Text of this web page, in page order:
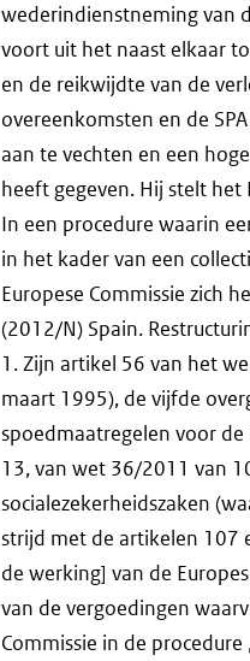
wederindienstneming van
voort uit het naast elkaar
en de reikwijdte van de
overeenkomsten en de
aan te vechten en een
heeft gegeven. Hij stelt het
In een procedure waarin
in het kader van een
Europese Commissie zich
(2012/N) Spain.
1. Zijn artikel 56 van het
maart 1995), de vijfde
spoedmaatregelen voor
13, van wet 36/2011 van
socialezekerheidszaken
strijd met de artikelen 107
de werking] van de
van de vergoedingen
Commissie in de